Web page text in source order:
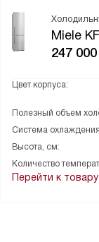
Miele
247 000
Цвет корпуса:
Полезный объем
Система
Высота, см:
Количество
Перейти к товару